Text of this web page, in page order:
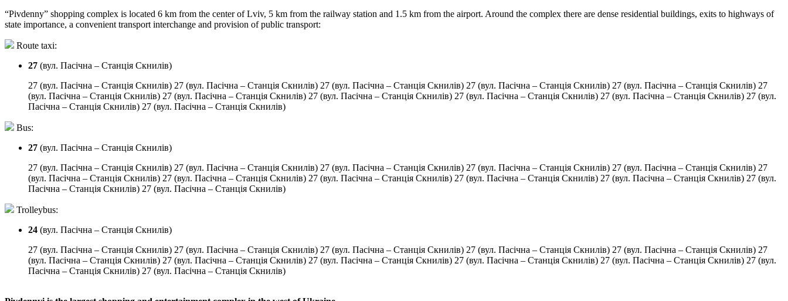
“Pivdenny” shopping complex is located 6 km from the center of Lviv, 5 km from the railway station and 1.5 km from the airport. Around the complex there are dense residential buildings, exits to highways of
state importance, a convenient transport interchange and provision of public transport:
Route taxi:
27 (вул. Пасічна – Станція Скнилів)
27 (вул. Пасічна – Станція Скнилів) 27 (вул. Пасічна – Станція Скнилів) 27 (вул. Пасічна – Станція Скнилів) 27 (вул. Пасічна – Станція Скнилів) 27 (вул. Пасічна – Станція Скнилів) 27
(вул. Пасічна – Станція Скнилів) 27 (вул. Пасічна – Станція Скнилів) 27 (вул. Пасічна – Станція Скнилів) 27 (вул. Пасічна – Станція Скнилів) 27 (вул. Пасічна – Станція Скнилів) 27 (вул.
Пасічна – Станція Скнилів) 27 (вул. Пасічна – Станція Скнилів)
Bus:
27 (вул. Пасічна – Станція Скнилів)
27 (вул. Пасічна – Станція Скнилів) 27 (вул. Пасічна – Станція Скнилів) 27 (вул. Пасічна – Станція Скнилів) 27 (вул. Пасічна – Станція Скнилів) 27 (вул. Пасічна – Станція Скнилів) 27
(вул. Пасічна – Станція Скнилів) 27 (вул. Пасічна – Станція Скнилів) 27 (вул. Пасічна – Станція Скнилів) 27 (вул. Пасічна – Станція Скнилів) 27 (вул. Пасічна – Станція Скнилів) 27 (вул.
Пасічна – Станція Скнилів) 27 (вул. Пасічна – Станція Скнилів)
Trolleybus:
24 (вул. Пасічна – Станція Скнилів)
27 (вул. Пасічна – Станція Скнилів) 27 (вул. Пасічна – Станція Скнилів) 27 (вул. Пасічна – Станція Скнилів) 27 (вул. Пасічна – Станція Скнилів) 27 (вул. Пасічна – Станція Скнилів) 27
(вул. Пасічна – Станція Скнилів) 27 (вул. Пасічна – Станція Скнилів) 27 (вул. Пасічна – Станція Скнилів) 27 (вул. Пасічна – Станція Скнилів) 27 (вул. Пасічна – Станція Скнилів) 27 (вул.
Пасічна – Станція Скнилів) 27 (вул. Пасічна – Станція Скнилів)